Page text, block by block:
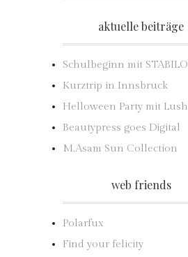
aktuelle beiträge
Schulbeginn mit STABILO
Kurztrip in Innsbruck
Helloween Party mit Lush
Beautypress goes Digital
M.Asam Sun Collection
web friends
Polarfux
Find your felicity